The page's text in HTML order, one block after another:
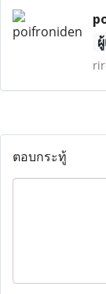
ตอบกระทู้